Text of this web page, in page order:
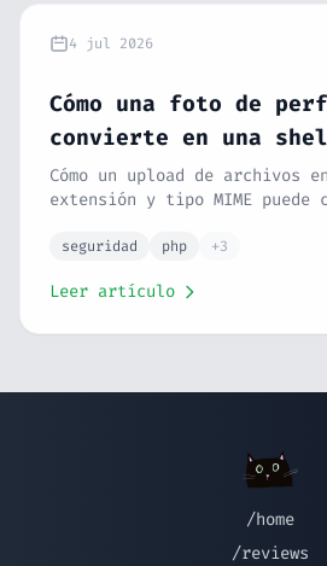
4 jul 2026
Cómo una foto de
convierte en una
Cómo un upload de archivos
extensión y tipo MIME puede
reproducible con Docker, el
verdad.
seguridad php +3
Leer artículo
/home
/reviews